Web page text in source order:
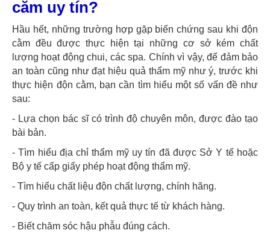
cằm uy tín?
Hầu hết, những trường hợp gặp biến chứng sau khi độn
cằm đều được thực hiện tại những cơ sở kém chất
lượng hoạt động chui, các spa. Chính vì vậy, để đảm bảo
an toàn cũng như đạt hiệu quả thẩm mỹ như ý, trước khi
thực hiện độn cằm, bạn cần tìm hiểu một số vấn đề như
sau:
- Lựa chọn bác sĩ có trình độ chuyên môn, được đào tạo
bài bản.
- Tìm hiểu địa chỉ thẩm mỹ uy tín đã được Sở Y tế hoặc
Bộ y tế cấp giấy phép hoạt động thẩm mỹ.
- Tìm hiểu chất liệu độn chất lượng, chính hãng.
- Quy trình an toàn, kết quả thực tế từ khách hàng.
- Biết chăm sóc hậu phẫu đúng cách.